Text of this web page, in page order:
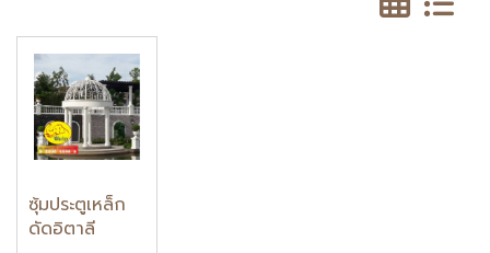
ซุ้มประตูเหล็ก
ดัดอิตาลี